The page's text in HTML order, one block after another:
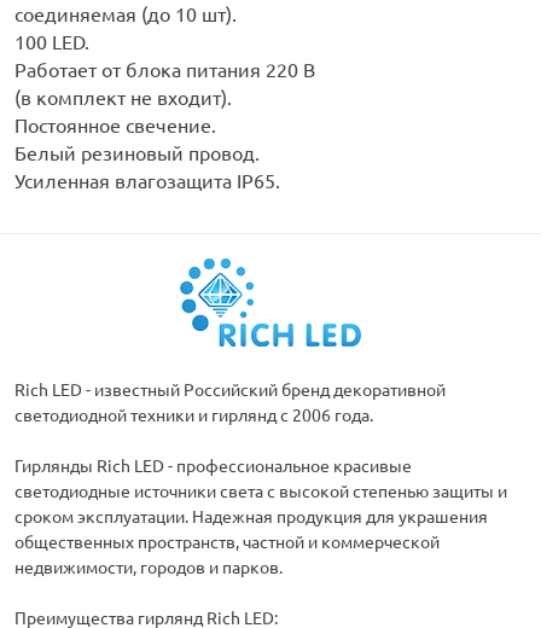
соединяемая (до 10 шт).
100 LED.
Работает от блока питания 220 В
(в комплект не входит).
Постоянное свечение.
Белый резиновый провод.
Усиленная влагозащита IP65.
Rich LED - известный Российский бренд декоративной
светодиодной техники и гирлянд с 2006 года.
Гирлянды Rich LED - профессиональное красивые
светодиодные источники света с высокой степенью защиты и
сроком эксплуатации. Надежная продукция для украшения
общественных пространств, частной и коммерческой
недвижимости, городов и парков.
Преимущества гирлянд Rich LED: